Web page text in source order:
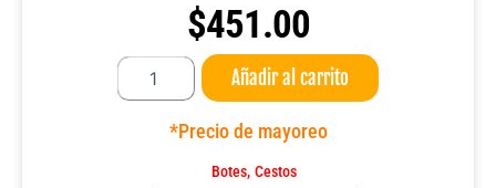
$451.00
Bote
Acero
INOX.6LT.
Añadir al carrito
*Precio de mayoreo
Botes, Cestos